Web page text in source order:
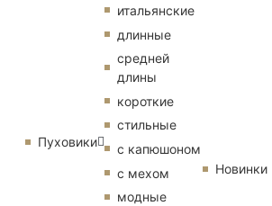
Пуховики
итальянские
длинные
средней
длины
короткие
стильные
с капюшоном
с мехом
модные
Новинки